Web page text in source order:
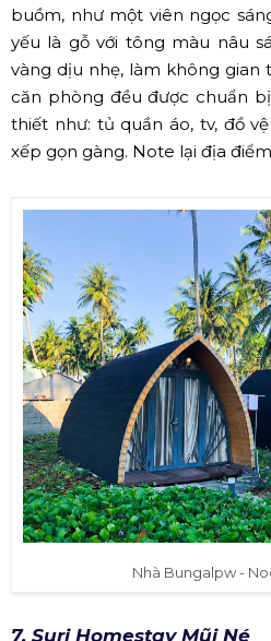
buồm, như một viên ngọc
yếu là gỗ với tông màu nâu
vàng dịu nhẹ, làm không gian
căn phòng đều được chuẩn
thiết như: tủ quần áo, tv, đồ
xếp gọn gàng. Note lại địa
Nhà Bungalpw -
7. Suri Homestay Mũi Né